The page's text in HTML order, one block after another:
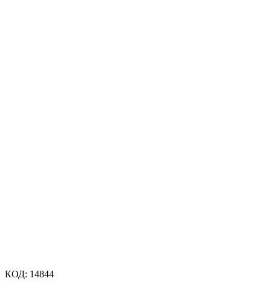
КОД: 14844